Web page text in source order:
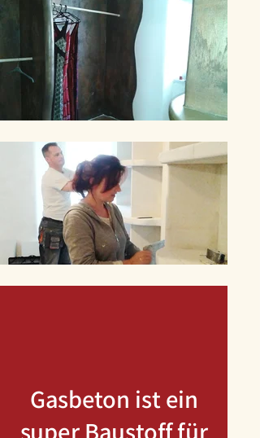
Gasbeton ist ein
super Baustoff für